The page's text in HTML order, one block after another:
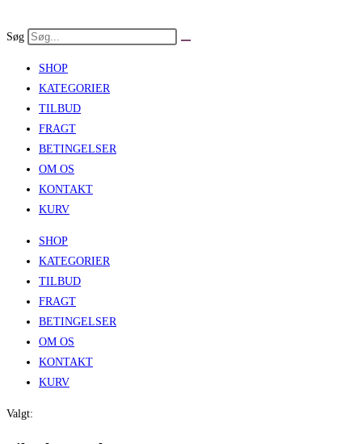
to
Søg
SHOP
KATEGORIER
TILBUD
FRAGT
BETINGELSER
OM OS
KONTAKT
KURV
SHOP
KATEGORIER
TILBUD
FRAGT
BETINGELSER
OM OS
KONTAKT
KURV
Valgt: